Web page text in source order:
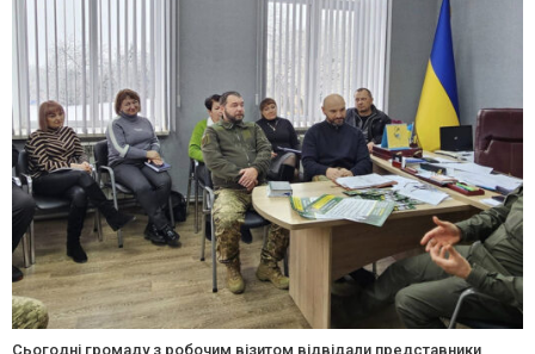
Сьогодні громаду з робочим візитом відвідали представники